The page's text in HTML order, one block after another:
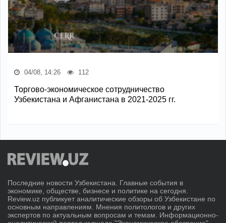
04/08, 14:26 112
Торгово-экономическое сотрудничество
Узбекистана и Афганистана в 2021-2025 гг.
Последние новости Узбекистана. Главные события в
экономике, обществе, бизнесе и политике на сегодня.
Review.uz публикует аналитические обзоры об Узбекистане по
основным направлениям. Мнения политологов и других
экспертов по актуальным вопросам и темам. Информационно-